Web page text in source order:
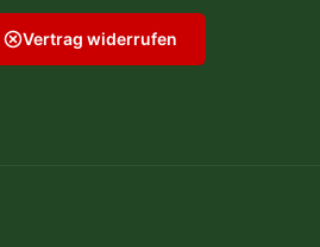
Vertrag widerrufen